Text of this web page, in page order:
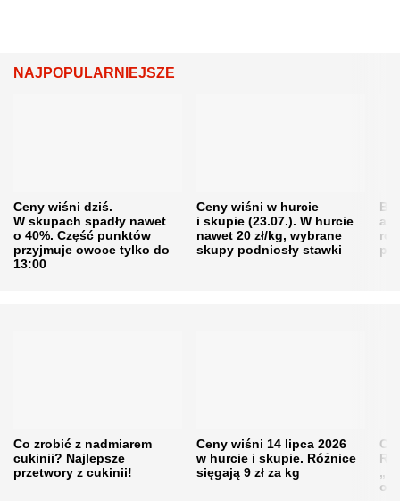
NAJPOPULARNIEJSZE
Ceny wiśni dziś.
W skupach spadły nawet
o 40%. Część punktów
przyjmuje owoce tylko do
13:00
Ceny wiśni w hurcie
i skupie (23.07.). W hurcie
nawet 20 zł/kg, wybrane
skupy podniosły stawki
Co zrobić z nadmiarem
cukinii? Najlepsze
przetwory z cukinii!
Ceny wiśni 14 lipca 2026
w hurcie i skupie. Różnice
sięgają 9 zł za kg